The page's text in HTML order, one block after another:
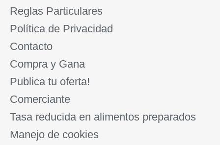
Reglas Particulares
Política de Privacidad
Contacto
Compra y Gana
Publica tu oferta!
Comerciante
Tasa reducida en alimentos preparados
Manejo de cookies